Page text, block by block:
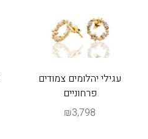
עגילי יהלומים צמודים
פרחוניים
₪3,798